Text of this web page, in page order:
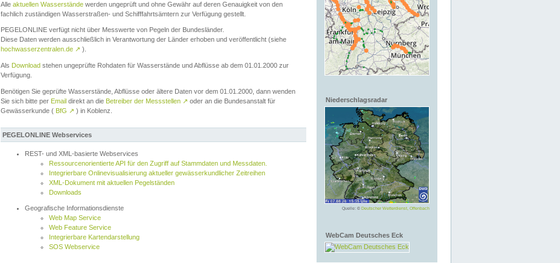
Niederschlagsradar
Quelle: © Deutscher Wetterdienst, Offenbach
WebCam Deutsches Eck
Alle aktuellen Wasserstände werden ungeprüft und ohne Gewähr auf deren Genauigkeit von den
fachlich zuständigen Wasserstraßen- und Schifffahrtsämtern zur Verfügung gestellt.
PEGELONLINE verfügt nicht über Messwerte von Pegeln der Bundesländer.
Diese Daten werden ausschließlich in Verantwortung der Länder erhoben und veröffentlicht (siehe
hochwasserzentralen.de ↗ ).
Als Download stehen ungeprüfte Rohdaten für Wasserstände und Abflüsse ab dem 01.01.2000 zur
Verfügung.
Benötigen Sie geprüfte Wasserstände, Abflüsse oder ältere Daten vor dem 01.01.2000, dann wenden
Sie sich bitte per Email direkt an die Betreiber der Messstellen ↗ oder an die Bundesanstalt für
Gewässerkunde ( BfG ↗ ) in Koblenz.
PEGELONLINE Webservices
REST- und XML-basierte Webservices
Ressourcenorientierte API für den Zugriff auf Stammdaten und Messdaten.
Integrierbare Onlinevisualisierung aktueller gewässerkundlicher Zeitreihen
XML-Dokument mit aktuellen Pegelständen
Downloads
Geografische Informationsdienste
Web Map Service
Web Feature Service
Integrierbare Kartendarstellung
SOS Webservice